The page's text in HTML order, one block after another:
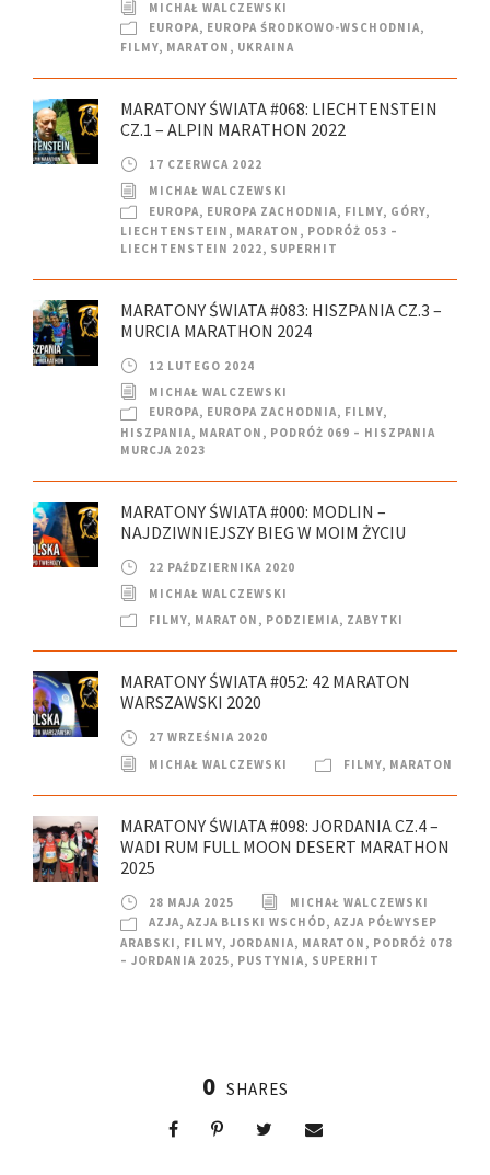
MICHAŁ WALCZEWSKI
EUROPA, EUROPA ŚRODKOWO-WSCHODNIA,
FILMY, MARATON , UKRAINA
MARATONY ŚWIATA #068: LIECHTENSTEIN
CZ.1 – ALPIN MARATHON 2022
17 CZERWCA 2022
MICHAŁ WALCZEWSKI
EUROPA, EUROPA ZACHODNIA, FILMY, GÓRY,
LIECHTENSTEIN , MARATON , PODRÓŻ 053 –
LIECHTENSTEIN 2022, SUPERHIT
MARATONY ŚWIATA #083: HISZPANIA CZ.3 –
MURCIA MARATHON 2024
12 LUTEGO 2024
MICHAŁ WALCZEWSKI
EUROPA, EUROPA ZACHODNIA, FILMY,
HISZPANIA, MARATON , PODRÓŻ 069 – HISZPANIA
MURCJA 2023
MARATONY ŚWIATA #000: MODLIN –
NAJDZIWNIEJSZY BIEG W MOIM ŻYCIU
22 PAŹDZIERNIKA 2020
MICHAŁ WALCZEWSKI
FILMY, MARATON , PODZIEMIA, ZABYTKI
MARATONY ŚWIATA #052: 42 MARATON
WARSZAWSKI 2020
27 WRZEŚNIA 2020
MICHAŁ WALCZEWSKI
FILMY, MARATON
MARATONY ŚWIATA #098: JORDANIA CZ.4 –
WADI RUM FULL MOON DESERT MARATHON
2025
28 MAJA 2025
MICHAŁ WALCZEWSKI
AZJA, AZJA BLISKI WSCHÓD, AZJA PÓŁWYSEP
ARABSKI , FILMY, JORDANIA, MARATON , PODRÓŻ 078
– JORDANIA 2025, PUSTYNIA, SUPERHIT
0 SHARES